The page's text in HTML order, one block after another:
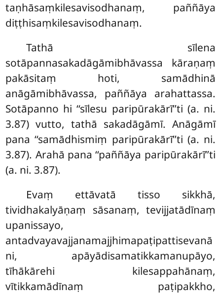
taṇhāsaṃkilesavisodhanaṃ, paññāya
diṭṭhisaṃkilesavisodhanaṃ.
Tathā sīlena
sotāpannasakadāgāmibhāvassa kāraṇaṃ
pakāsitaṃ hoti, samādhinā
anāgāmibhāvassa, paññāya arahattassa.
Sotāpanno hi ‘‘sīlesu paripūrakārī’’ti (a. ni.
3.87) vutto, tathā sakadāgāmī. Anāgāmī
pana ‘‘samādhismiṃ paripūrakārī’’ti (a. ni.
3.87). Arahā pana ‘‘paññāya paripūrakārī’’ti
(a. ni. 3.87).
Evaṃ ettāvatā tisso sikkhā,
tividhakalyāṇaṃ sāsanaṃ, tevijjatādīnaṃ
upanissayo,
antadvayavajjanamajjhimapaṭipattisevanā
ni, apāyādisamatikkamanupāyo,
tīhākārehi kilesappahānaṃ,
vītikkamādīnaṃ paṭipakkho,